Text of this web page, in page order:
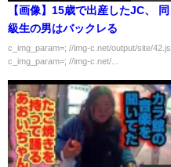
【画像】15歳で出産したJC、 同
級生の男はバックレる
c_img_param=; //img-c.net/output/site/42.js
c_img_param=; //img-c.net/...